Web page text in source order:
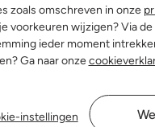
zoals omschreven in onze
voorkeuren wijzigen? Via
ieder moment
Ga naar onze
instellingen